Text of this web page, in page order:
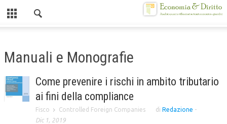
CHI SIAMO
MISSION
Manuali e Monografie
Come prevenire i rischi in ambito tributario
ai fini della compliance
Fisco Controlled Foreign Companies di Redazione -
Dic 1, 2019